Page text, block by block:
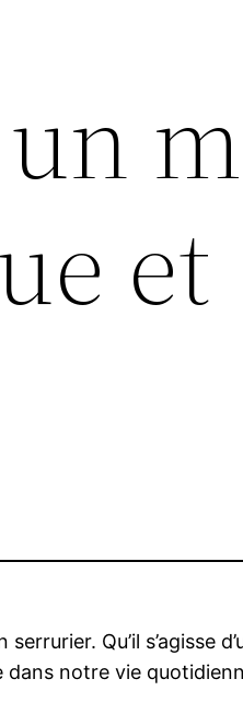
et
Qu’il s’agisse
notre vie